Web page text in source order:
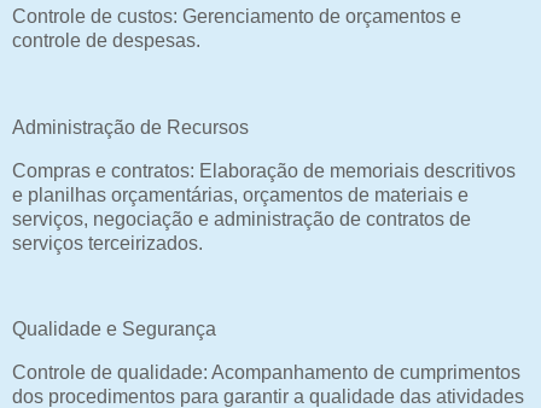
Controle de custos: Gerenciamento de orçamentos e
controle de despesas.
Administração de Recursos
Compras e contratos: Elaboração de memoriais descritivos
e planilhas orçamentárias, orçamentos de materiais e
serviços, negociação e administração de contratos de
serviços terceirizados.
Qualidade e Segurança
Controle de qualidade: Acompanhamento de cumprimentos
dos procedimentos para garantir a qualidade das atividades